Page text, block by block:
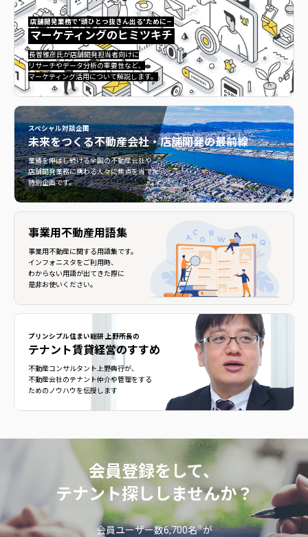
店舗開発業務で”頭ひとつ抜きん出る”ために—
マーケティングのヒミツキチ
長曽雅彦氏が店舗開発担当者向けに
リサーチやデータ分析の重要性など、
マーケティング活用について解説します。
マーケティングのヒミツキチ">
スペシャル対談企画
未来をつくる不動産会社・店舗開発の最前線
業績を伸ばし続ける全国の不動産会社や
店舗開発業務に携わる人々に焦点を当てた
特別企画です。
不動産会社・店舗開発の最前線">
事業用不動産用語集
事業用不動産に関する用語集です。
インフォニスタをご利用時、
わからない用語が出てきた際に
是非お使いください。
プリンシプル住まい総研 上野所長の
テナント賃貸経営のすすめ
不動産コンサルタント上野典行が、
不動産会社のテナント仲介や管理をする
ためのノウハウを伝授します
会員登録をして、
テナント探ししませんか？
会員ユーザー数6,700名※が